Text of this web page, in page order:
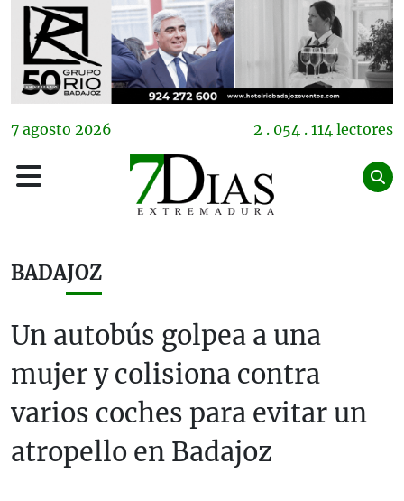
7 agosto 2026 2 . 054 . 114 lectores
BADAJOZ
Un autobús golpea a una
mujer y colisiona contra
varios coches para evitar un
atropello en Badajoz